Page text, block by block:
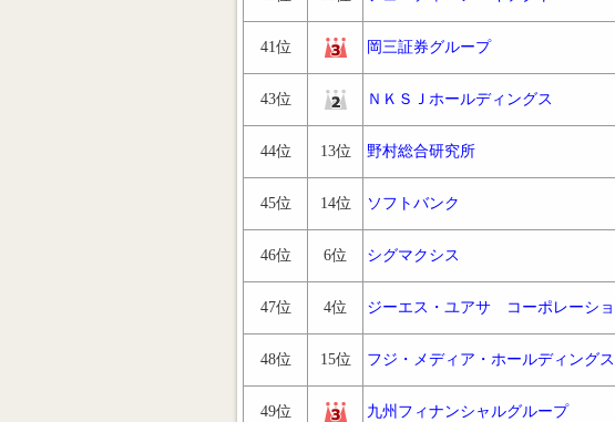
41位 岡三証券グループ
43位 ＮＫＳＪホールディングス
44位 13位 野村総合研究所
45位 14位 ソフトバンク
46位 6位 シグマクシス
47位 4位 ジーエス・ユアサ コーポレーシ
48位 15位 フジ・メディア・ホールディングス
49位 九州フィナンシャルグループ